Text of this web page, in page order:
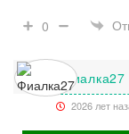
0
Фиалка27
2026 лет